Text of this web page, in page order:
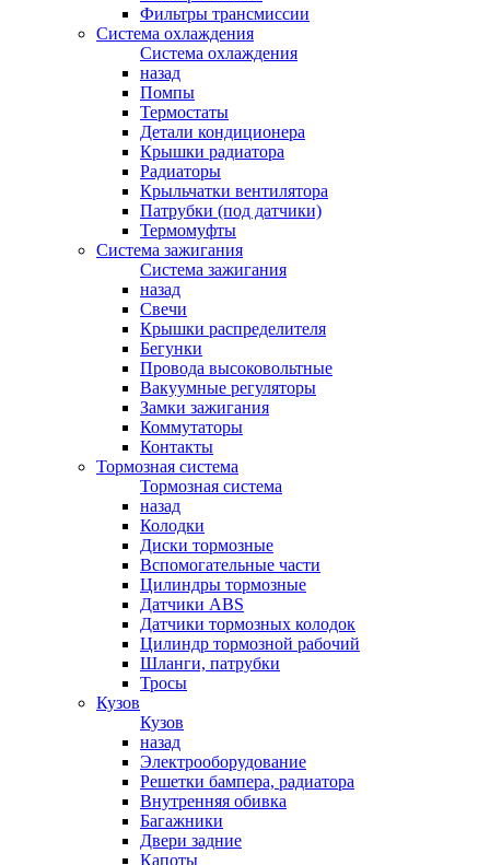
Фильтры трансмиссии
Система охлаждения
Система охлаждения
назад
Помпы
Термостаты
Детали кондиционера
Крышки радиатора
Радиаторы
Крыльчатки вентилятора
Патрубки (под датчики)
Термомуфты
Система зажигания
Система зажигания
назад
Свечи
Крышки распределителя
Бегунки
Провода высоковольтные
Вакуумные регуляторы
Замки зажигания
Коммутаторы
Контакты
Тормозная система
Тормозная система
назад
Колодки
Диски тормозные
Вспомогательные части
Цилиндры тормозные
Датчики ABS
Датчики тормозных колодок
Цилиндр тормозной рабочий
Шланги, патрубки
Тросы
Кузов
Кузов
назад
Электрооборудование
Решетки бампера, радиатора
Внутренняя обивка
Багажники
Двери задние
Капоты